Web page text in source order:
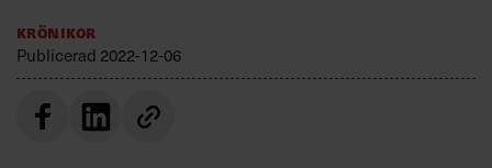
Annonsera
Om oss
Kontakta oss
Kundservice
Krönikor
Publicerad 2022-12-06